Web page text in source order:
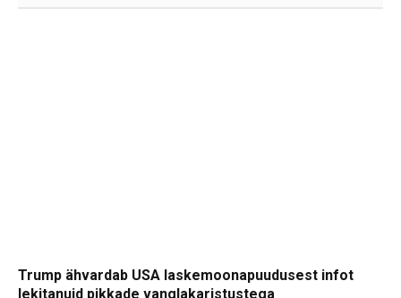
Trump ähvardab USA laskemoonapuudusest infot
lekitanuid pikkade vanglakaristustega